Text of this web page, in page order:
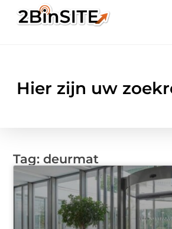
Hier zijn uw
Tag: deurmat